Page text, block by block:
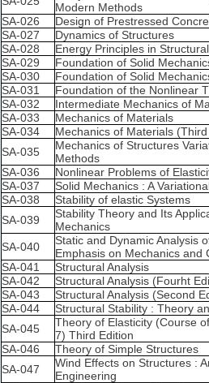
Modern Methods
SA-026
Design of Prestressed
SA-027
Dynamics of Structures
SA-028
Energy Principles in
SA-029
Foundation of Solid
SA-030
Foundation of Solid
SA-031
Foundation of the Nonlinear
SA-032
Intermediate Mechanics of
SA-033
Mechanics of Materials
SA-034
Mechanics of Materials
SA-035
Mechanics of Structures
Methods
SA-036
Nonlinear Problems of
SA-037
Solid Mechanics : A
SA-038
Stability of elastic Systems
SA-039
Stability Theory and Its
Mechanics
SA-040
Static and Dynamic Analysis
Emphasis on Mechanics and
SA-041
Structural Analysis
SA-042
Structural Analysis (Fourht
SA-043
Structural Analysis (Second
SA-044
Structural Stability : Theory
SA-045
Theory of Elasticity (Course
7) Third Edition
SA-046
Theory of Simple Structures
SA-047
Wind Effects on Structures :
Engineering